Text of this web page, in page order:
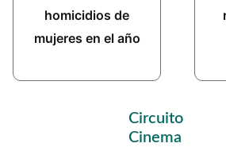
Post:homicidios de
mujeres en el año
Primary
Sidebar
Circuito
Cinema